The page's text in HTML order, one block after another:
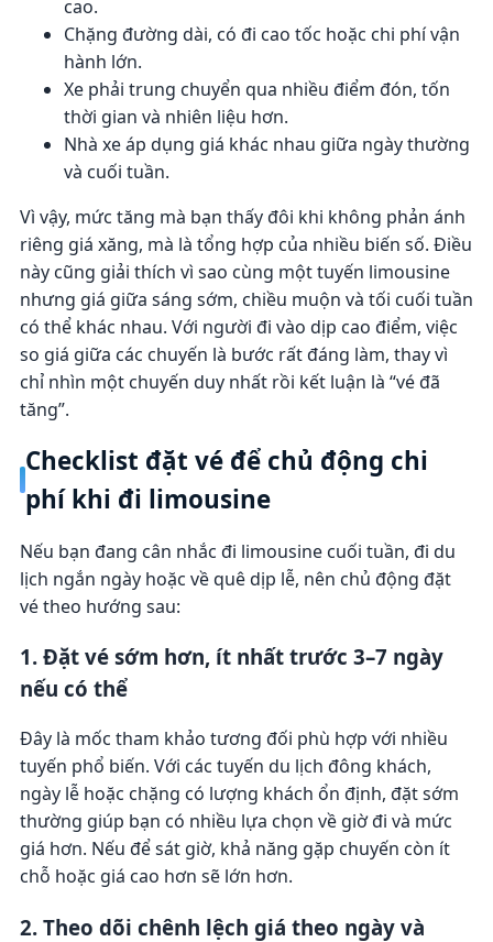
cao.
Chặng đường dài, có đi cao tốc hoặc chi phí vận
hành lớn.
Xe phải trung chuyển qua nhiều điểm đón, tốn
thời gian và nhiên liệu hơn.
Nhà xe áp dụng giá khác nhau giữa ngày thường
và cuối tuần.
Vì vậy, mức tăng mà bạn thấy đôi khi không phản ánh
riêng giá xăng, mà là tổng hợp của nhiều biến số. Điều
này cũng giải thích vì sao cùng một tuyến limousine
nhưng giá giữa sáng sớm, chiều muộn và tối cuối tuần
có thể khác nhau. Với người đi vào dịp cao điểm, việc
so giá giữa các chuyến là bước rất đáng làm, thay vì
chỉ nhìn một chuyến duy nhất rồi kết luận là “vé đã
tăng”.
Checklist đặt vé để chủ động chi
phí khi đi limousine
Nếu bạn đang cân nhắc đi limousine cuối tuần, đi du
lịch ngắn ngày hoặc về quê dịp lễ, nên chủ động đặt
vé theo hướng sau:
1. Đặt vé sớm hơn, ít nhất trước 3–7 ngày
nếu có thể
Đây là mốc tham khảo tương đối phù hợp với nhiều
tuyến phổ biến. Với các tuyến du lịch đông khách,
ngày lễ hoặc chặng có lượng khách ổn định, đặt sớm
thường giúp bạn có nhiều lựa chọn về giờ đi và mức
giá hơn. Nếu để sát giờ, khả năng gặp chuyến còn ít
chỗ hoặc giá cao hơn sẽ lớn hơn.
2. Theo dõi chênh lệch giá theo ngày và